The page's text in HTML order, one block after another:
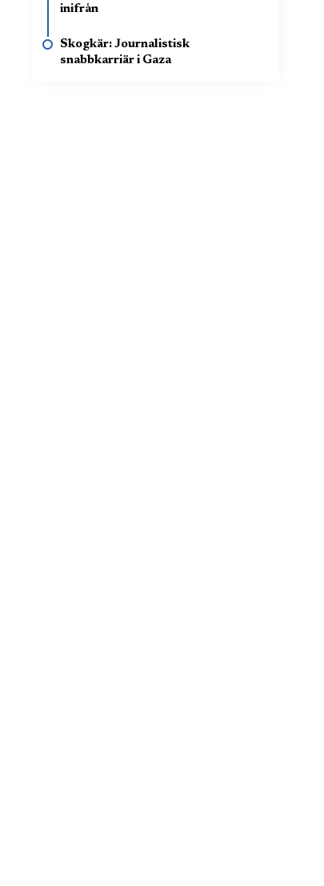
inifrån
Skogkär: Journalistisk
snabbkarriär i Gaza